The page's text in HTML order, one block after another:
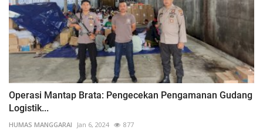
Operasi Mantap Brata: Pengecekan Pengamanan Gudang
Logistik...
HUMAS MANGGARAI Jan 6, 2024 877